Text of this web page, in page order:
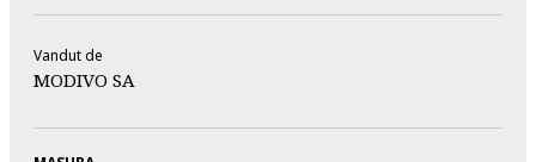
Vandut de
MODIVO SA